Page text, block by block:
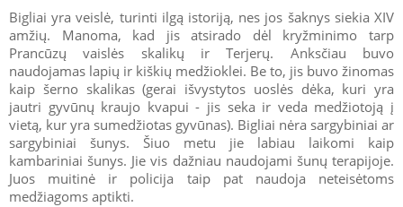
Bigliai yra veislė, turinti ilgą istoriją, nes jos šaknys siekia XIV
amžių. Manoma, kad jis atsirado dėl kryžminimo tarp
Prancūzų vaislės skalikų ir Terjerų. Anksčiau buvo
naudojamas lapių ir kiškių medžioklei. Be to, jis buvo žinomas
kaip šerno skalikas (gerai išvystytos uoslės dėka, kuri yra
jautri gyvūnų kraujo kvapui - jis seka ir veda medžiotoją į
vietą, kur yra sumedžiotas gyvūnas). Bigliai nėra sargybiniai ar
sargybiniai šunys. Šiuo metu jie labiau laikomi kaip
kambariniai šunys. Jie vis dažniau naudojami šunų terapijoje.
Juos muitinė ir policija taip pat naudoja neteisėtoms
medžiagoms aptikti.